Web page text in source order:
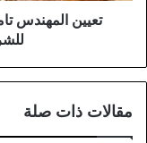
تعيين المهندس
مقالات ذات صلة